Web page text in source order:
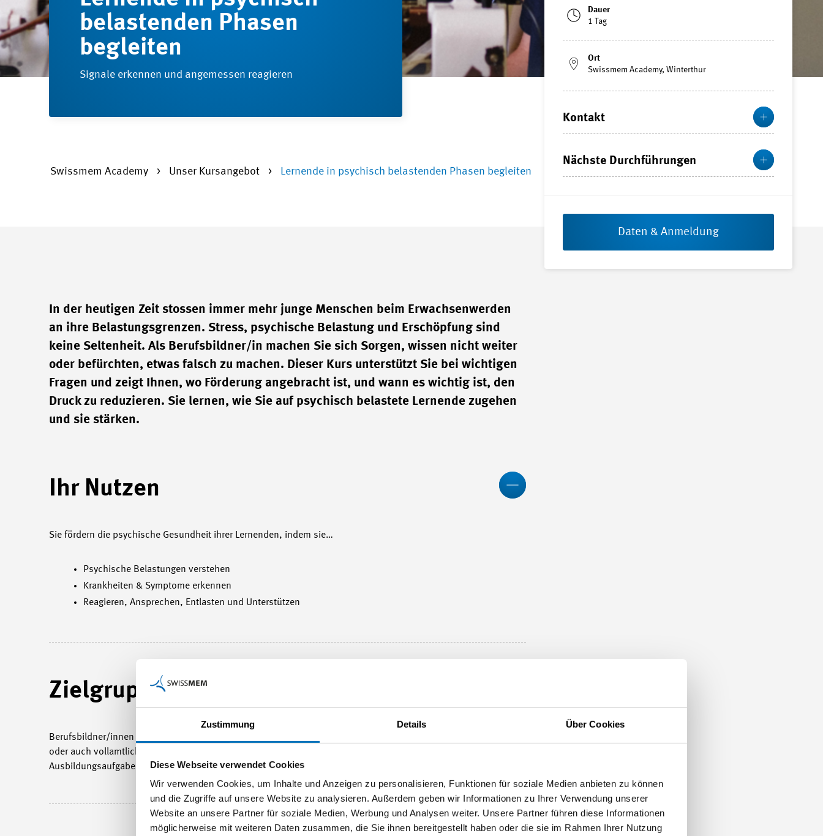
Zustimmung Details Über Cookies
Diese Webseite verwendet Cookies
Wir verwenden Cookies, um Inhalte und Anzeigen zu personalisieren, Funktionen für soziale Medien anbieten zu können
und die Zugriffe auf unsere Website zu analysieren. Außerdem geben wir Informationen zu Ihrer Verwendung unserer
Website an unsere Partner für soziale Medien, Werbung und Analysen weiter. Unsere Partner führen diese Informationen
möglicherweise mit weiteren Daten zusammen, die Sie ihnen bereitgestellt haben oder die sie im Rahmen Ihrer Nutzung
belastenden Phasen
begleiten
Signale erkennen und angemessen reagieren
Dauer
1 Tag
Ort
Swissmem Academy, Winterthur
Kontakt
Mehr
Nächste Durchführungen
Mehr
Daten & Anmeldung
Swissmem Academy Unser Kursangebot Lernende in psychisch belastenden Phasen begleiten
In der heutigen Zeit stossen immer mehr junge Menschen beim Erwachsenwerden
an ihre Belastungsgrenzen. Stress, psychische Belastung und Erschöpfung sind
keine Seltenheit. Als Berufsbildner/in machen Sie sich Sorgen, wissen nicht weiter
oder befürchten, etwas falsch zu machen. Dieser Kurs unterstützt Sie bei wichtigen
Fragen und zeigt Ihnen, wo Förderung angebracht ist, und wann es wichtig ist, den
Druck zu reduzieren. Sie lernen, wie Sie auf psychisch belastete Lernende zugehen
und sie stärken.
Ihr Nutzen
Sie fördern die psychische Gesundheit ihrer Lernenden, indem sie…
Psychische Belastungen verstehen
Krankheiten & Symptome erkennen
Reagieren, Ansprechen, Entlasten und Unterstützen
Zielgruppe
Berufsbildner/innen und Praxisbildende im technischen sowie im kaufmännischen Umfeld, die nebenamtlich
oder auch vollamtlich Lernende am Arbeitsplatz ausbilden. Zudem sind auch Vorgesetzte und Mitarbeitende mit
Ausbildungsaufgaben angesprochen.